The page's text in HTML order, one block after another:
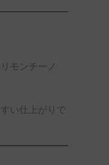
モンチーノ
い仕上がりで